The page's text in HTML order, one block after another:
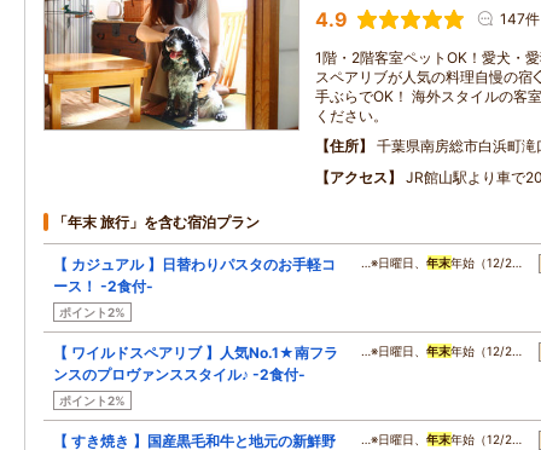
4.9 147件
1階・2階客室ペットOK！愛犬・
スペアリブが人気の料理自慢の
手ぶらでOK！ 海外スタイルの客
ください。
住所
千葉県南房総市白浜町
アクセス
JR館山駅より車で
「年末 旅行」を含む宿泊プラン
【 カジュアル 】日替わりパスタのお手軽コ
ース！ -2食付-
ポイント2%
…※日曜日、年末年始（12/2…
【 ワイルドスペアリブ 】人気No.1★南フラ
ンスのプロヴァンススタイル♪ -2食付-
ポイント2%
…※日曜日、年末年始（12/2…
【 すき焼き 】国産黒毛和牛と地元の新鮮野 …※日曜日、年末年始（12/2…